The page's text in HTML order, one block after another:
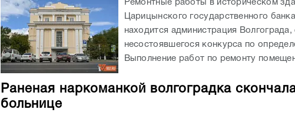
Ремонтные работы в историческом
Царицынского государственного
находится администрация
несостоявшегося конкурса по
Выполнение работ по ремонту
Раненая наркоманкой волгоградка
больнице